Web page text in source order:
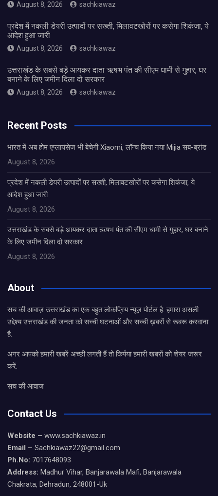
August 8, 2026 sachkiawaz
प्रदेश में नकली डेयरी उत्पादों पर सख्ती, मिलावटखोरों पर कसेगा शिकंजा, ये
आदेश हुआ जारी
August 8, 2026 sachkiawaz
उत्तराखंड के सबसे बड़े आयकर दाता ऋषभ पंत की सीएम धामी से गुहार, घर
बनाने के लिए जमीन दिला दो सरकार
August 8, 2026 sachkiawaz
Recent Posts
भारत में अब होम एप्लायंसेज भी बेचेगी Xiaomi, लॉन्च किया नया Mijia सब-ब्रांड
August 8, 2026
प्रदेश में नकली डेयरी उत्पादों पर सख्ती, मिलावटखोरों पर कसेगा शिकंजा, ये
आदेश हुआ जारी
August 8, 2026
उत्तराखंड के सबसे बड़े आयकर दाता ऋषभ पंत की सीएम धामी से गुहार, घर बनाने
के लिए जमीन दिला दो सरकार
August 8, 2026
About
सच की आवाज़ उत्तराखंड का एक बहुत लोकप्रिय न्यूज़ पोर्टल है. हमारा असली
उद्देश्य उत्तराखंड की जनता को सच्ची घटनाओं और सच्ची ख़बरों से रूबरू करवाना
है.
अगर आपको हमारी खबरें अच्छी लगती हैं तो किर्पया हमारी खबरों को शेयर जरूर
करें.
सच की आवाज
Contact Us
Website – www.sachkiawaz.in
Email – Sachkiawaz22@gmail.com
Ph.No: 7017648093
Address: Madhur Vihar, Banjarawala Mafi, Banjarawala
Chakrata, Dehradun, 248001-Uk